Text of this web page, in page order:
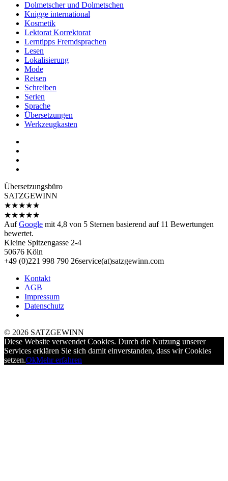
Dolmetscher und Dolmetschen
Knigge international
Kosmetik
Lektorat Korrektorat
Lerntipps Fremdsprachen
Lesen
Lokalisierung
Mode
Reisen
Schreiben
Serien
Sprache
Übersetzungen
Werkzeugkasten
Übersetzungs­büro
SATZGEWINN
★★★★★
★★★★★
AufGoogle mit 4,8 von 5 Sternen basierend auf 11 Bewertungen
bewertet.
Kleine Spitzengasse 2-4
50676 Köln
+49 (0)221 998 790 26service(at)satz­gewinn.com
Kontakt
AGB
Impressum
Datenschutz
© 2026 SATZGEWINN
Diese Website verwendet Cookies. Durch die Nutzung unserer
Services erklären Sie sich damit einverstanden, dass wir Cookies
setzen.OkMehr erfahren